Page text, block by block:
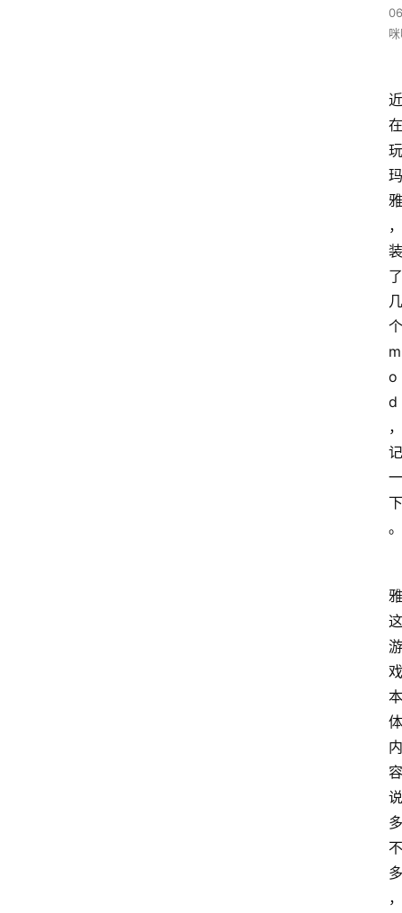
近
在
玩
玛
雅
，
装
了
几
个
m
o
d
，
记
一
下
。
雅
这
游
戏
本
体
内
容
说
多
不
多
，